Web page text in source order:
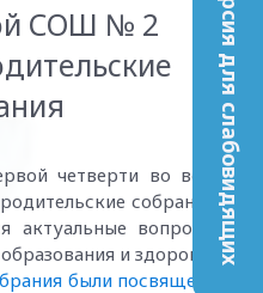
Версия для слабовидящих
СОШ № 2
четверти во всех
собрания,
актуальные вопросы,
и здоровья
были посвящены